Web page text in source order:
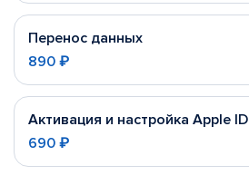
Перенос данных
890 ₽
Активация и настройка Apple ID
690 ₽